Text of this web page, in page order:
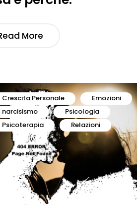
More
Crescita Personale
Emozioni
narcisismo
Psicologia
Psicoterapia
Relazioni